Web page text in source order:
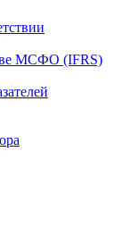
МСФО (IFRS)